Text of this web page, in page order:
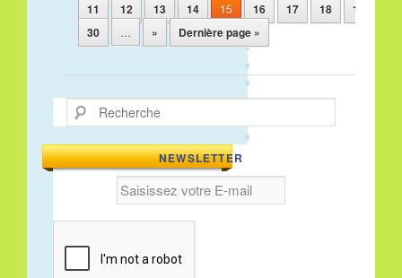
11 12 13 14 15 16 17 18 19
30
… » Dernière page »
Recherche
NEWSLETTER